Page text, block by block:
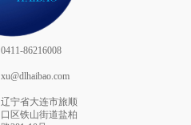
0411-86216008
xu@dlhaibao.com
辽宁省大连市旅顺
口区铁山街道盐柏